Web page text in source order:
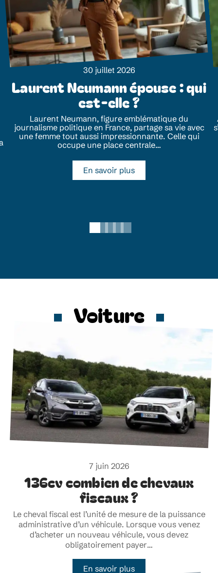
30 juillet 2026
Laurent Neumann épouse : qui
est-elle ?
Laurent Neumann, figure emblématique du
journalisme politique en France, partage sa vie avec
une femme tout aussi impressionnante. Celle qui
occupe une place centrale…
En savoir plus
Voiture
7 juin 2026
136cv combien de chevaux
fiscaux ?
Le cheval fiscal est l’unité de mesure de la puissance
administrative d’un véhicule. Lorsque vous venez
d’acheter un nouveau véhicule, vous devez
obligatoirement payer…
En savoir plus